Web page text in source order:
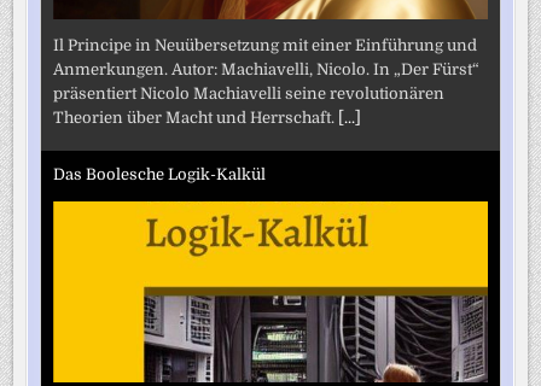
Il Principe in Neuübersetzung mit einer Einführung und
Anmerkungen. Autor: Machiavelli, Nicolo. In „Der Fürst“
präsentiert Nicolo Machiavelli seine revolutionären
Theorien über Macht und Herrschaft. [...]
Das Boolesche Logik-Kalkül